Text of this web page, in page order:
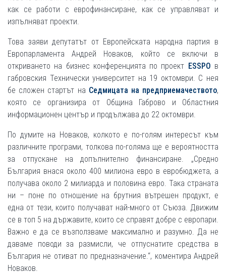
как се работи с еврофинансиране, как се управляват и
изпълняват проекти.
Това заяви депутатът от Европейската народна партия в
Европарламента Андрей Новаков, който се включи в
откриването на бизнес конференцията по проект ESSPO в
габровския Технически университет на 19 октомври. С нея
бе сложен стартът на Седмицата на предприемачеството,
която се организира от Община Габрово и Областния
информационен център и продължава до 22 октомври.
По думите на Новаков, колкото е по-голям интересът към
различните програми, толкова по-голяма ще е вероятността
за отпускане на допълнително финансиране. „Средно
България внася около 400 милиона евро в евробюджета, а
получава около 2 милиарда и половина евро. Така страната
ни – поне по отношение на брутния вътрешен продукт, е
една от тези, които получават най-много от Съюза. Движим
се в топ 5 на държавите, които се справят добре с европари.
Важно е да се възползваме максимално и разумно. Да не
даваме поводи за размисли, че отпуснатите средства в
България не отиват по предназначение.“, коментира Андрей
Новаков.